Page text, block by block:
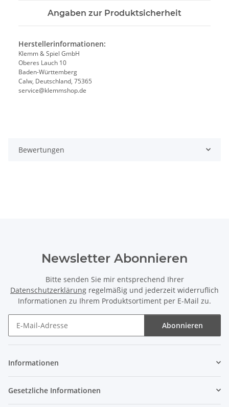
Angaben zur Produktsicherheit
Herstellerinformationen:
Klemm & Spiel GmbH
Oberes Lauch 10
Baden-Württemberg
Calw, Deutschland, 75365
service@klemmshop.de
Bewertungen
Newsletter Abonnieren
Bitte senden Sie mir entsprechend Ihrer
Datenschutzerklärung regelmäßig und jederzeit widerruflich
Informationen zu Ihrem Produktsortiment per E-Mail zu.
Abonnieren
Informationen
Gesetzliche Informationen